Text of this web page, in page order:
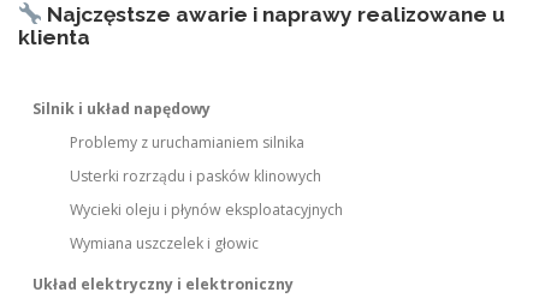
Najczęstsze awarie i naprawy realizowane u
klienta
Silnik i układ napędowy
Problemy z uruchamianiem silnika
Usterki rozrządu i pasków klinowych
Wycieki oleju i płynów eksploatacyjnych
Wymiana uszczelek i głowic
Układ elektryczny i elektroniczny